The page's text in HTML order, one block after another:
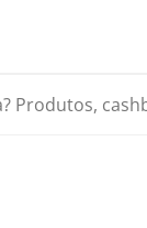
cashback,